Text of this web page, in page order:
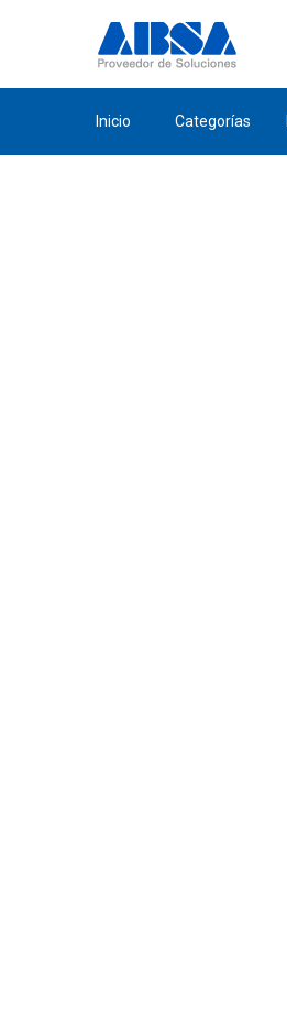
Inicio Categorías